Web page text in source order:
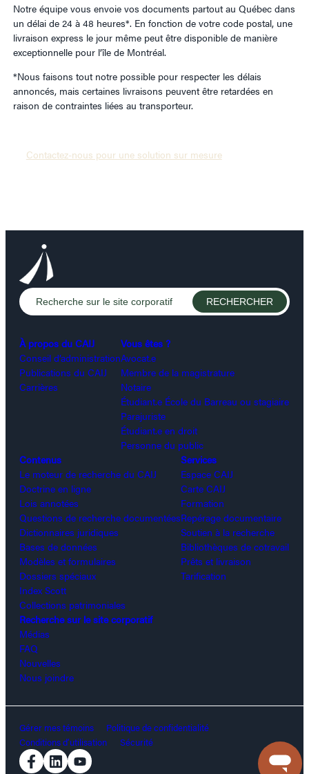
Notre équipe vous envoie vos documents partout au Québec dans
un délai de 24 à 48 heures*. En fonction de votre code postal, une
livraison express le jour même peut être disponible de manière
exceptionnelle pour l’île de Montréal.
*Nous faisons tout notre possible pour respecter les délais
annoncés, mais certaines livraisons peuvent être retardées en
raison de contraintes liées au transporteur.
Contactez-nous pour une solution sur mesure
À propos du CAIJ
Conseil d’administration
Publications du CAIJ
Carrières
Vous êtes ?
Avocat.e
Membre de la magistrature
Notaire
Étudiant.e École du Barreau ou stagiaire
Parajuriste
Étudiant.e en droit
Personne du public
Contenus
Le moteur de recherche du CAIJ
Doctrine en ligne
Lois annotées
Questions de recherche documentées
Dictionnaires juridiques
Bases de données
Modèles et formulaires
Dossiers spéciaux
Index Scott
Collections patrimoniales
Services
Espace CAIJ
Carte CAIJ
Formation
Repérage documentaire
Soutien à la recherche
Bibliothèques de cotravail
Prêts et livraison
Tarification
Recherche sur le site corporatif
Médias
FAQ
Nouvelles
Nous joindre
Gérer mes témoins
Politique de confidentialité
Conditions d’utilisation
Sécurité